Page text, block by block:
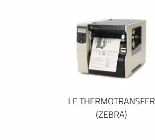
LE THERMOTRANSFER
(ZEBRA)